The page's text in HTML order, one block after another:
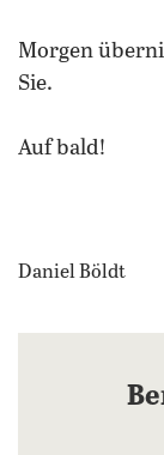
Morgen
Sie.
Auf bald!
Daniel Böldt